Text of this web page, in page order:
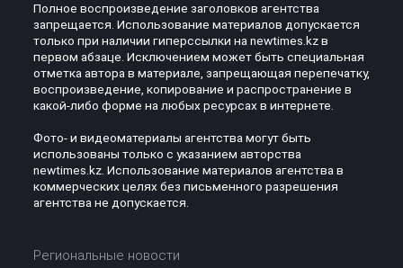
Полное воспроизведение заголовков агентства
запрещается. Использование материалов допускается
только при наличии гиперссылки на newtimes.kz в
первом абзаце. Исключением может быть специальная
отметка автора в материале, запрещающая перепечатку,
воспроизведение, копирование и распространение в
какой-либо форме на любых ресурсах в интернете.
Фото- и видеоматериалы агентства могут быть
использованы только с указанием авторства
newtimes.kz. Использование материалов агентства в
коммерческих целях без письменного разрешения
агентства не допускается.
Региональные новости